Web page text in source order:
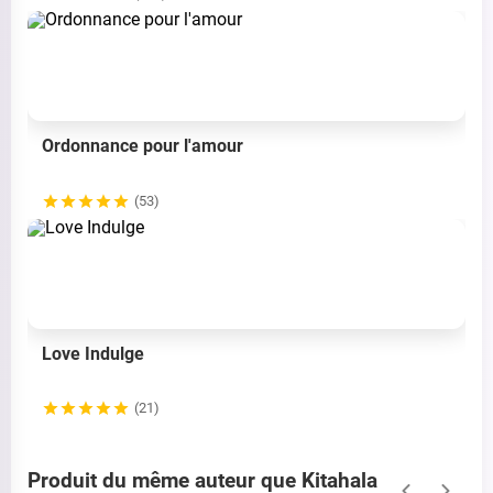
Ordonnance pour l'amour
(53)
Love Indulge
(21)
Produit du même auteur que Kitahala